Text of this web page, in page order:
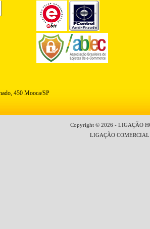
450 Mooca/SP
Copyright © 2026 - LIGAÇÃO
LIGAÇÃO